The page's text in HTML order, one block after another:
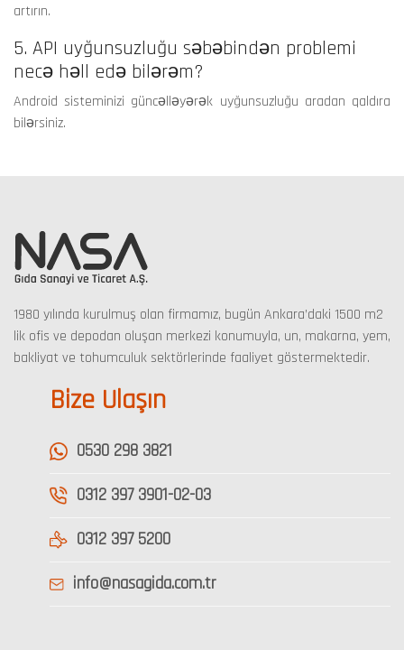
artırın.
5. API uyğunsuzluğu səbəbindən problemi
necə həll edə bilərəm?
Android sisteminizi güncəlləyərək uyğunsuzluğu aradan qaldıra
bilərsiniz.
1980 yılında kurulmuş olan firmamız, bugün Ankara’daki 1500 m2
lik ofis ve depodan oluşan merkezi konumuyla, un, makarna, yem,
bakliyat ve tohumculuk sektörlerinde faaliyet göstermektedir.
Bize Ulaşın
0530 298 3821
0312 397 3901-02-03
0312 397 5200
info@nasagida.com.tr